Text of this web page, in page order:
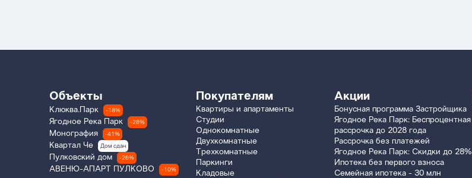
Объекты
Клюква.Парк -18%
Ягодное Река Парк -28%
Монография -41%
Квартал Че Дом сдан
Пулковский дом -26%
АВЕНЮ-АПАРТ ПУЛКОВО -10%
Покупателям
Квартиры и апартаменты
Студии
Однокомнатные
Двухкомнатные
Трехкомнатные
Паркинги
Кладовые
Акции
Бонусная программа Застройщика
Ягодное Река Парк: Беспроцентная
рассрочка до 2028 года
Рассрочка без платежей
Ягодное Река Парк: Скидки до 28%
Ипотека без первого взноса
Семейная ипотека - 30 млн